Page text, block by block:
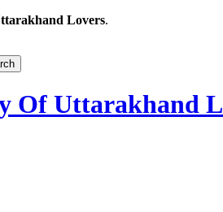
Lovers.
Of Uttarakhand